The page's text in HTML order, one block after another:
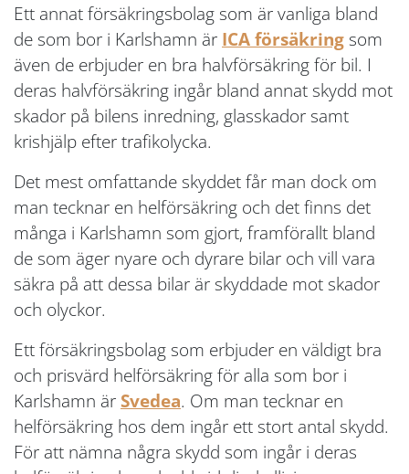
Ett annat försäkringsbolag som är vanliga bland
de som bor i Karlshamn är ICA försäkring som
även de erbjuder en bra halvförsäkring för bil. I
deras halvförsäkring ingår bland annat skydd mot
skador på bilens inredning, glasskador samt
krishjälp efter trafikolycka.
Det mest omfattande skyddet får man dock om
man tecknar en helförsäkring och det finns det
många i Karlshamn som gjort, framförallt bland
de som äger nyare och dyrare bilar och vill vara
säkra på att dessa bilar är skyddade mot skador
och olyckor.
Ett försäkringsbolag som erbjuder en väldigt bra
och prisvärd helförsäkring för alla som bor i
Karlshamn är Svedea. Om man tecknar en
helförsäkring hos dem ingår ett stort antal skydd.
För att nämna några skydd som ingår i deras